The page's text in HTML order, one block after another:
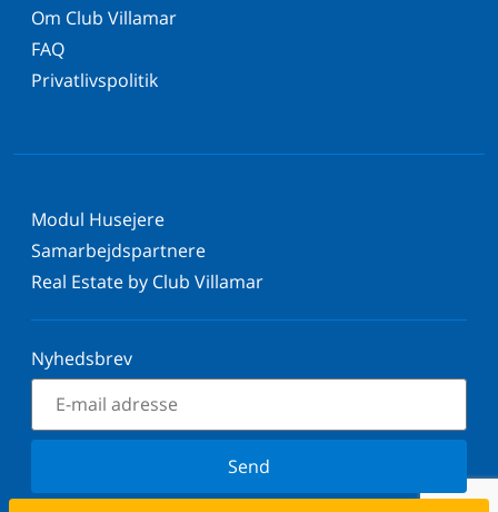
Om Club Villamar
FAQ
Privatlivspolitik
Modul Husejere
Samarbejdspartnere
Real Estate by Club Villamar
Nyhedsbrev
Send